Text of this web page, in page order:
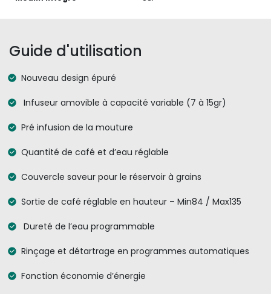
Guide d'utilisation
Nouveau design épuré
Infuseur amovible à capacité variable (7 à 15gr)
Pré infusion de la mouture
Quantité de café et d’eau réglable
Couvercle saveur pour le réservoir à grains
Sortie de café réglable en hauteur – Min84 / Max135
Dureté de l’eau programmable
Rinçage et détartrage en programmes automatiques
Fonction économie d’énergie